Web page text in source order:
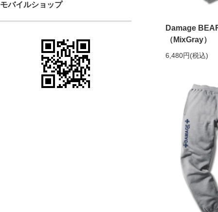
モバイルショップ
Damage
（MixGray）
6,480円(税込)